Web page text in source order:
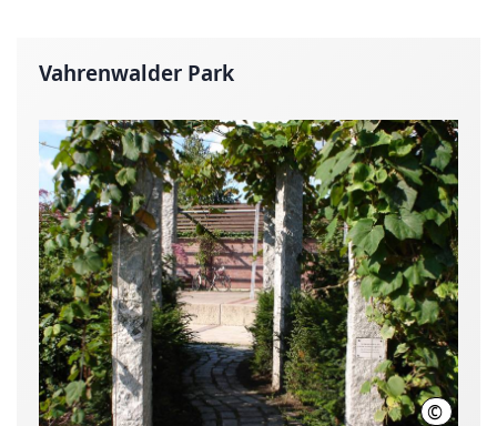
Vahrenwalder Park
© LHH